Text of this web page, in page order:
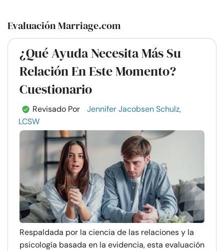
Evaluación Marriage.com
¿Qué Ayuda Necesita Más Su
Relación En Este Momento?
Cuestionario
Revisado Por
Jennifer Jacobsen Schulz,
LCSW
Respaldada por la ciencia de las relaciones y la
psicología basada en la evidencia, esta evaluación